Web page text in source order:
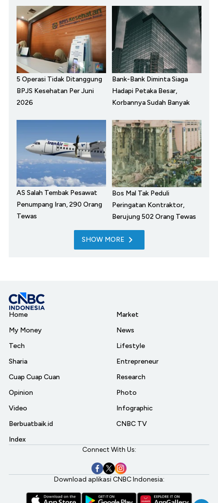
5 Operasi Tidak Ditanggung
BPJS Kesehatan Per Juni
2026
Bank-Bank Diminta Siaga
Hadapi Petaka Besar,
Korbannya Sudah Banyak
AS Salah Tembak Pesawat
Penumpang Iran, 290 Orang
Tewas
Bos Mal Tak Peduli
Peringatan Kontraktor,
Berujung 502 Orang Tewas
SHOW MORE
Home
My Money
Tech
Sharia
Cuap Cuap Cuan
Opinion
Video
Berbuatbaik.id
Index
Market
News
Lifestyle
Entrepreneur
Research
Photo
Infographic
CNBC TV
Connect With Us:
Download aplikasi CNBC Indonesia: